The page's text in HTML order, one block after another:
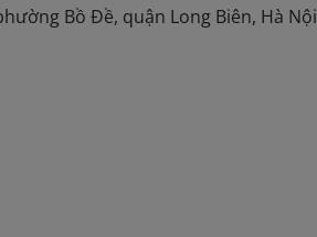
Bồ Đề, quận Long Biên, Hà Nội